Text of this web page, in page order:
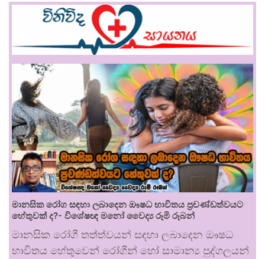
මානසික රෝග සඳහා ලබාදෙන ඖෂධ භාවිතය ප්‍රචණ්ඩත්වයට
හේතුවක් ද?- විශේෂඥ මනෝ වෛද්‍ය රූමි රූබන්
මානසික රෝගී තත්ත්වයන් සඳහා ලබාදෙන ඖෂධ
භාවිතය හේතුවෙන් රෝගීන් හෝ සාමාන්‍ය පුද්ගලයන්